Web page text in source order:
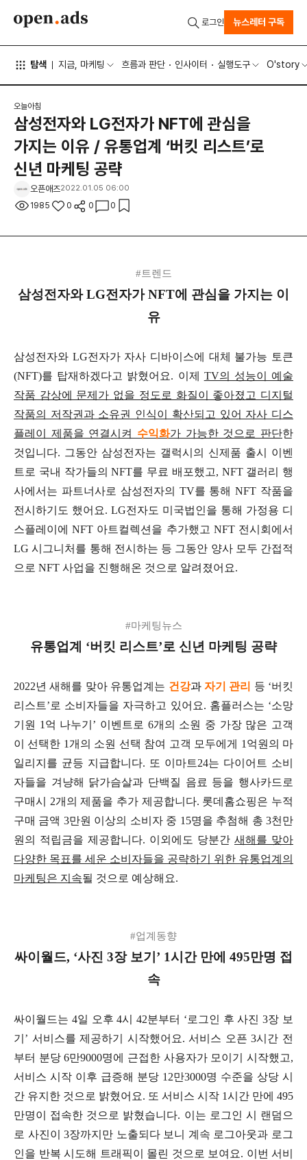
탐색 지금, 마케팅 흐름과 판단 인사이터 실행도구 O'story
로그인 뉴스레터 구독
오늘아침
삼성전자와 LG전자가 NFT에 관심을
가지는 이유 / 유통업계 ‘버킷 리스트’로
신년 마케팅 공략
오픈애즈2022.01.05 06:00
1985 0 0 0
#트렌드
삼성전자와 LG전자가 NFT에 관심을 가지는 이
유
삼성전자와 LG전자가 자사 디바이스에 대체 불가능 토큰
(NFT)를 탑재하겠다고 밝혔어요. 이제 TV의 성능이 예술
작품 감상에 문제가 없을 정도로 화질이 좋아졌고 디지털
작품의 저작권과 소유권 인식이 확산되고 있어 자사 디스
플레이 제품을 연결시켜 수익화가 가능한 것으로 판단한
것입니다. 그동안 삼성전자는 갤럭시의 신제품 출시 이벤
트로 국내 작가들의 NFT를 무료 배포했고, NFT 갤러리 행
사에서는 파트너사로 삼성전자의 TV를 통해 NFT 작품을
전시하기도 했어요. LG전자도 미국법인을 통해 가정용 디
스플레이에 NFT 아트컬렉션을 추가했고 NFT 전시회에서
LG 시그니처를 통해 전시하는 등 그동안 양사 모두 간접적
으로 NFT 사업을 진행해온 것으로 알려졌어요.
#마케팅뉴스
유통업계 ‘버킷 리스트’로 신년 마케팅 공략
2022년 새해를 맞아 유통업계는 건강과자기 관리 등 ‘버킷
리스트’로 소비자들을 자극하고 있어요. 홈플러스는 ‘소망
기원 1억 나누기’ 이벤트로 6개의 소원 중 가장 많은 고객
이 선택한 1개의 소원 선택 참여 고객 모두에게 1억원의 마
일리지를 균등 지급합니다. 또 이마트24는 다이어트 소비
자들을 겨냥해 닭가슴살과 단백질 음료 등을 행사카드로
구매시 2개의 제품을 추가 제공합니다. 롯데홈쇼핑은 누적
구매 금액 3만원 이상의 소비자 중 15명을 추첨해 총 3천만
원의 적립금을 제공합니다. 이외에도 당분간 새해를 맞아
다양한 목표를 세운 소비자들을 공략하기 위한 유통업계의
마케팅은 지속될 것으로 예상해요.
#업계동향
싸이월드, ‘사진 3장 보기’ 1시간 만에 495만명 접
속
싸이월드는 4일 오후 4시 42분부터 ‘로그인 후 사진 3장 보
기’ 서비스를 제공하기 시작했어요. 서비스 오픈 3시간 전
부터 분당 6만9000명에 근접한 사용자가 모이기 시작했고,
서비스 시작 이후 급증해 분당 12만3000명 수준을 상당 시
간 유지한 것으로 밝혔어요. 또 서비스 시작 1시간 만에 495
만명이 접속한 것으로 밝혔습니다. 이는 로그인 시 랜덤으
로 사진이 3장까지만 노출되다 보니 계속 로그아웃과 로그
인을 반복 시도해 트래픽이 몰린 것으로 보여요. 이번 서비